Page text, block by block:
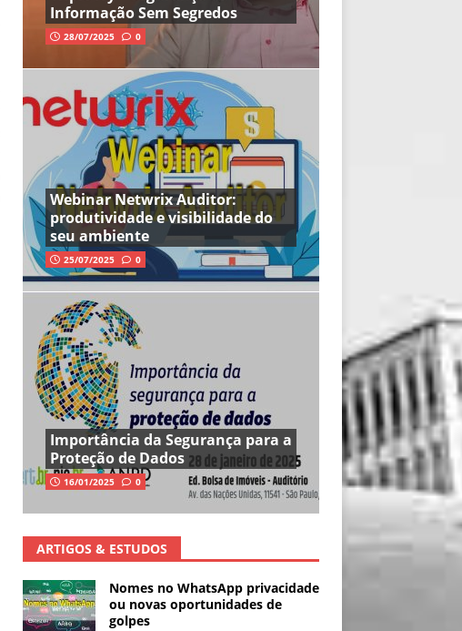
Informação Sem Segredos
28/07/2025 0
Webinar Netwrix Auditor:
produtividade e visibilidade do
seu ambiente
25/07/2025 0
Importância da Segurança para a
Proteção de Dados
16/01/2025 0
ARTIGOS & ESTUDOS
Nomes no WhatsApp privacidade
ou novas oportunidades de
golpes